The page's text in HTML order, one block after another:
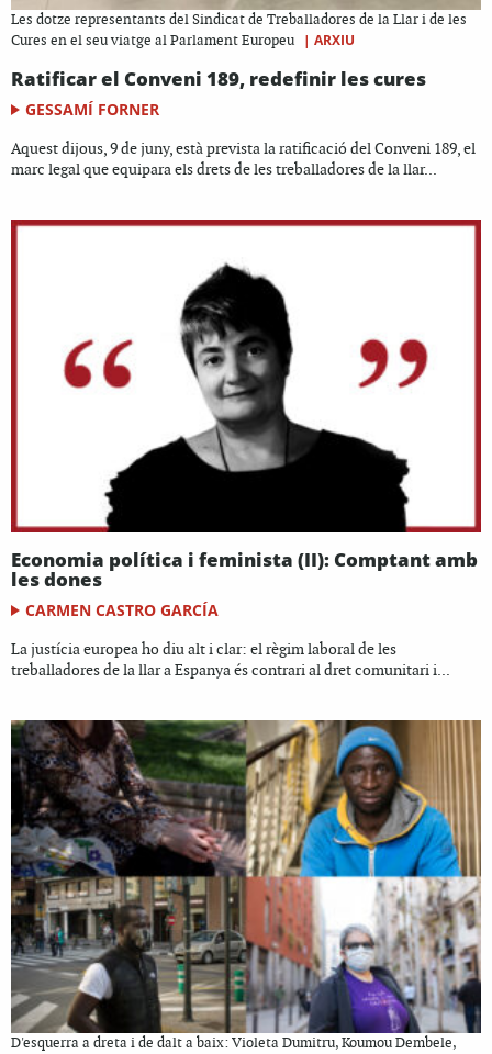
Les dotze representants del Sindicat de Treballadores de la Llar i de les
Cures en el seu viatge al Parlament Europeu
| ARXIU
Ratificar el Conveni 189, redefinir les cures
GESSAMÍ FORNER
Aquest dijous, 9 de juny, està prevista la ratificació del Conveni 189, el
marc legal que equipara els drets de les treballadores de la llar...
Economia política i feminista (II): Comptant amb
les dones
CARMEN CASTRO GARCÍA
La justícia europea ho diu alt i clar: el règim laboral de les
treballadores de la llar a Espanya és contrari al dret comunitari i...
D'esquerra a dreta i de dalt a baix: Violeta Dumitru, Koumou Dembele,